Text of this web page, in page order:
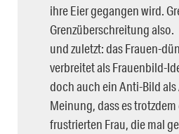
ihre Eier gegangen wird.
Grenzüberschreitung also.
und zuletzt: das Frauen-
verbreitet als Frauenbild-
doch auch ein Anti-Bild
Meinung, dass es
frustrierten Frau, die mal